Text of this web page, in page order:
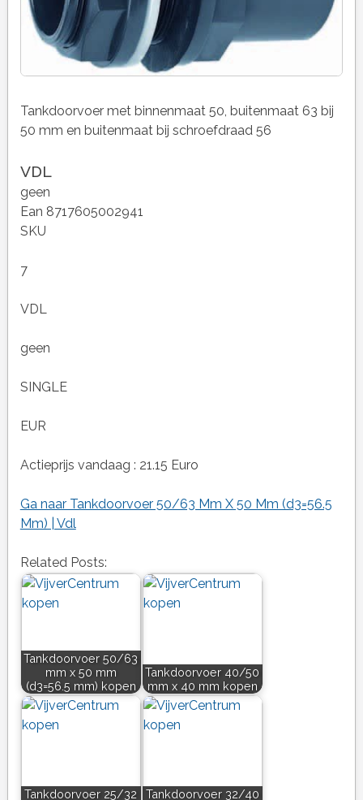
Tankdoorvoer met binnenmaat 50, buitenmaat 63 bij
50 mm en buitenmaat bij schroefdraad 56
VDL
geen
Ean 8717605002941
SKU
7
VDL
geen
SINGLE
EUR
Actieprijs vandaag : 21.15 Euro
Ga naar Tankdoorvoer 50/63 Mm X 50 Mm (d3=56.5
Mm) | Vdl
Related Posts:
Tankdoorvoer 50/63
mm x 50 mm
(d3=56.5 mm) kopen
Tankdoorvoer 40/50
mm x 40 mm kopen
Tankdoorvoer 25/32
Tankdoorvoer 32/40